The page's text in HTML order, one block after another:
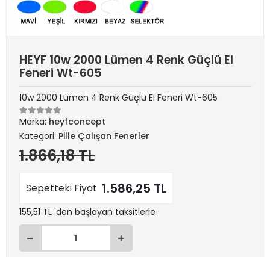
HEYF 10w 2000 Lümen 4 Renk Güçlü El
Feneri Wt-605
10w 2000 Lümen 4 Renk Güçlü El Feneri Wt-605
Marka: heyfconcept
Kategori: Pille Çalışan Fenerler
1.866,18 TL
Sepetteki Fiyat 1.586,25 TL
155,51 TL 'den başlayan taksitlerle